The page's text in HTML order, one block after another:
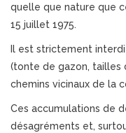
quelle que nature que
15 juillet 1975.
Il est strictement
(tonte de gazon, tailles
chemins vicinaux de la
Ces accumulations de
désagréments et,